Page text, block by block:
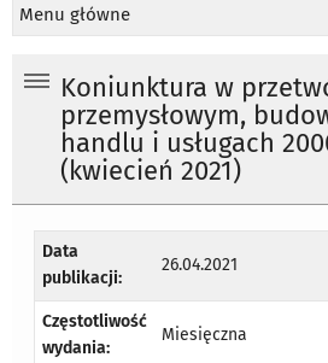
Menu główne
Koniunktura w
przemysłowym,
handlu i usługach
(kwiecień 2021)
Data
publikacji:
26.04.2021
Częstotliwość
wydania:
Miesięczna